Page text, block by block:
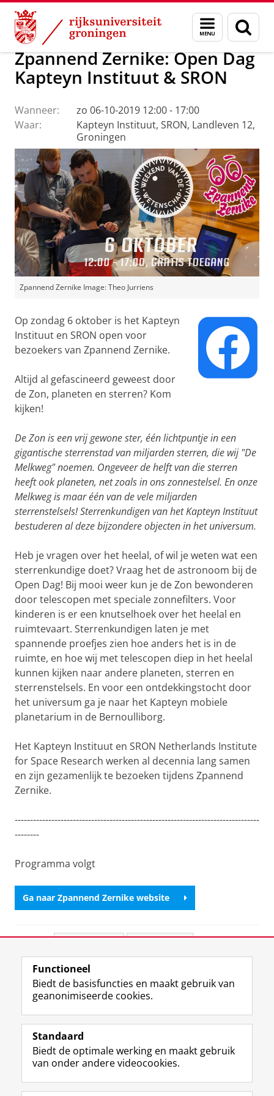
Skip
Content
Skip
Navigation
Menu
en
zoeken
Onderzoek Kapteyn Instituut Agenda en Nieuws
Zpannend Zernike: Open Dag
Kapteyn Instituut & SRON
Wanneer:
zo 06-10-2019 12:00 - 17:00
Waar:
Kapteyn Instituut, SRON, Landleven 12,
Groningen
Zpannend Zernike Image: Theo Jurriens
Op zondag 6 oktober is het Kapteyn
Instituut en SRON open voor
bezoekers van Zpannend Zernike.
Altijd al gefascineerd geweest door
de Zon, planeten en sterren? Kom
kijken!
De Zon is een vrij gewone ster, één lichtpuntje in een
gigantische sterrenstad van miljarden sterren, die wij "De
Melkweg" noemen. Ongeveer de helft van die sterren
heeft ook planeten, net zoals in ons zonnestelsel. En onze
Melkweg is maar één van de vele miljarden
sterrenstelsels! Sterrenkundigen van het Kapteyn Instituut
bestuderen al deze bijzondere objecten in het universum.
Heb je vragen over het heelal, of wil je weten wat een
sterrenkundige doet? Vraag het de astronoom bij de
Open Dag! Bij mooi weer kun je de Zon bewonderen
door telescopen met speciale zonnefilters. Voor
kinderen is er een knutselhoek over het heelal en
ruimtevaart. Sterrenkundigen laten je met
spannende proefjes zien hoe anders het is in de
ruimte, en hoe wij met telescopen diep in het heelal
kunnen kijken naar andere planeten, sterren en
sterrenstelsels. En voor een ontdekkingstocht door
het universum ga je naar het Kapteyn mobiele
planetarium in de Bernoulliborg.
Het Kapteyn Instituut en SRON Netherlands Institute
for Space Research werken al decennia lang samen
en zijn gezamenlijk te bezoeken tijdens Zpannend
Zernike.
--------------------------------------------------------------------------------
--------
Programma volgt
Ga naar Zpannend Zernike website
View this page in:
Volg de RUG
F
a
e
b
o
L
i
k
e
I
R
S
-
f
e
I
n
t
r
Y
o
T
e
Studiekiezers
Functioneel
Biedt de basisfuncties en maakt gebruik van
geanonimiseerde cookies.
Standaard
Biedt de optimale werking en maakt gebruik
van onder andere videocookies.